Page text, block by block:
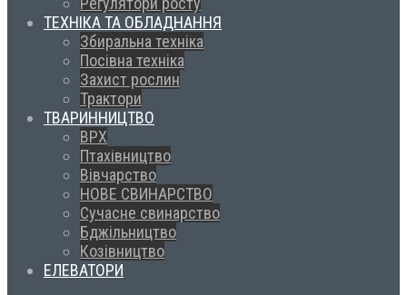
ТЕХНІКА ТА ОБЛАДНАННЯ
Збиральна техніка
Посівна техніка
Захист рослин
Трактори
ТВАРИННИЦТВО
ВРХ
Птахівництво
Вівчарство
НОВЕ СВИНАРСТВО
Сучасне свинарство
Бджільництво
Козівництво
ЕЛЕВАТОРИ